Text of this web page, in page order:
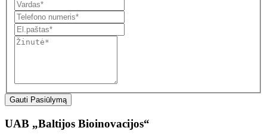
Gauti Pasiūlymą
UAB „Baltijos Bioinovacijos“